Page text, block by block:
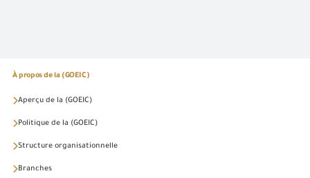
À propos de la (GOEIC)
Aperçu de la (GOEIC)
Politique de la (GOEIC)
Structure organisationnelle
Branches